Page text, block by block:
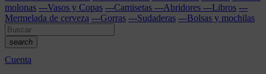
molonas ---Vasos y Copas ---Camisetas ---Abridores ---Libros ---
Mermelada de cerveza ---Gorras ---Sudaderas ---Bolsas y mochilas
search
Cuenta